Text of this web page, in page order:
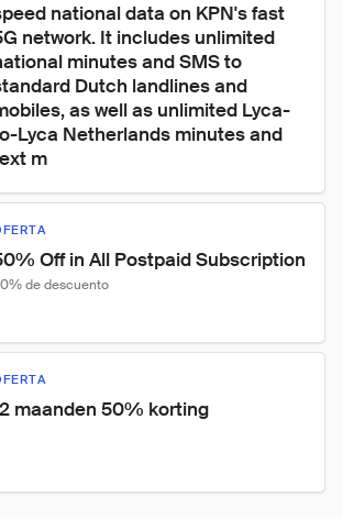
national data on KPN's fast
network. It includes unlimited
minutes and SMS to
Dutch landlines and
as well as unlimited Lyca-
Lyca Netherlands minutes and
m
Off in All Postpaid Subscription
de descuento
maanden 50% korting